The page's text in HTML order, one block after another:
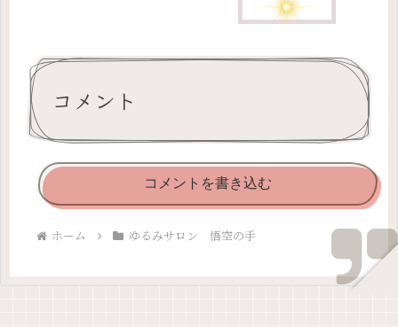
コメント
コメントを書き込む
ホーム ゆるみサロン 悟空の手